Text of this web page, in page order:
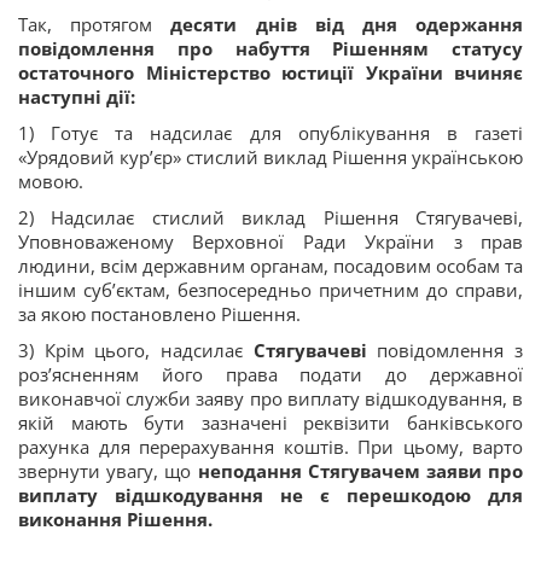
Так, протягомдесяти днів від дня одержання
повідомлення про набуття Рішенням статусу
остаточного Міністерство юстиції України вчиняє
наступні дії:
1) Готує та надсилає для опублікування в газеті
«Урядовий кур’єр» стислий виклад Рішення українською
мовою.
2) Надсилає стислий виклад Рішення Стягувачеві,
Уповноваженому Верховної Ради України з прав
людини, всім державним органам, посадовим особам та
іншим суб’єктам, безпосередньо причетним до справи,
за якою постановлено Рішення.
3) Крім цього, надсилає Стягувачеві повідомлення з
роз’ясненням його права подати до державної
виконавчої служби заяву про виплату відшкодування, в
якій мають бути зазначені реквізити банківського
рахунка для перерахування коштів. При цьому, варто
звернути увагу, що неподання Стягувачем заяви про
виплату відшкодування не є перешкодою для
виконання Рішення.